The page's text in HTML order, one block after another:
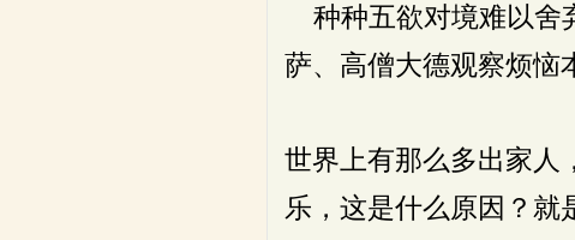
种种五欲对境难以舍
萨、高僧大德观察烦恼
世界上有那么多出家人
乐，这是什么原因？就